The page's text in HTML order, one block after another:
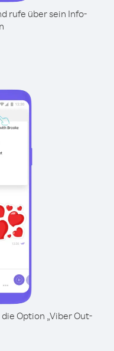
rufe über sein Info-
Option „Viber Out-